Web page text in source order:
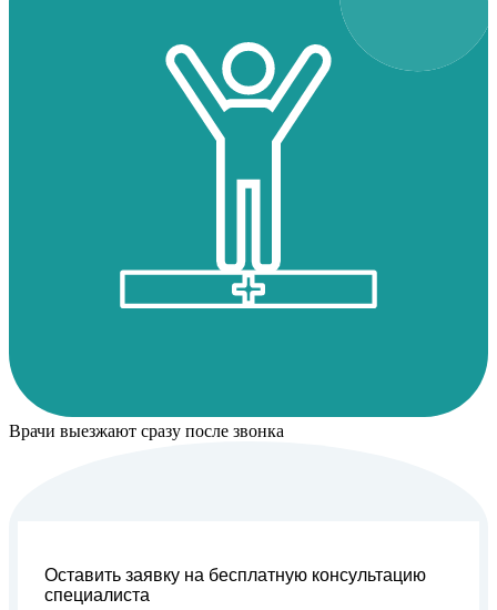
Врачи выезжают сразу после звонка
Оставить заявку на бесплатную консультацию
специалиста